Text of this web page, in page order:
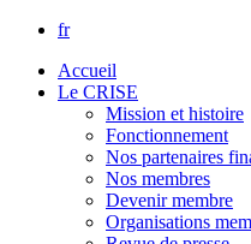
fr
Accueil
Le CRISE
Mission et histoire
Fonctionnement
Nos partenaires
Nos membres
Devenir membre
Organisations